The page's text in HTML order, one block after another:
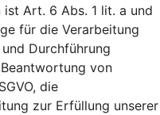
Art. 6 Abs. 1 lit. a und
für die Verarbeitung
Durchführung
von
die
zur Erfüllung unserer